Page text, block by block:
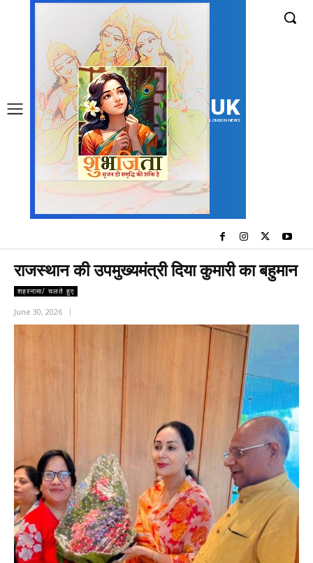
UK
LONDON NEWS
राजस्थान की उपमुख्यमंत्री दिया कुमारी का बहुमान
शहरनामा/ चलते हुए
June 30, 2026